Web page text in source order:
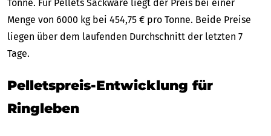
Tonne. Für Pellets Sackware liegt der Preis bei einer
Menge von 6000 kg bei 454,75 € pro Tonne. Beide Preise
liegen über dem laufenden Durchschnitt der letzten 7
Tage.
Pelletspreis-Entwicklung für
Ringleben